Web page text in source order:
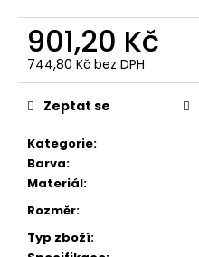
901,20 Kč
744,80 Kč bez DPH
Měrná
cena:
Kategorie:
Barva:
Materiál:
Rozměr:
Typ zboží:
Zeptat se
u
e
m
RUČNÍK
ZELENÝ